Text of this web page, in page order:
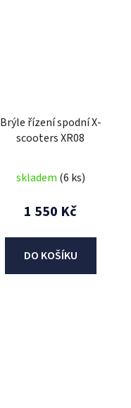
Brýle řízení spodní X-
scooters XR08
skladem (6 ks)
1 550 Kč
DO KOŠÍKU